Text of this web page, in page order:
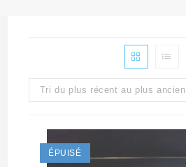
Tri du plus récent au plus ancien
ÉPUISÉ